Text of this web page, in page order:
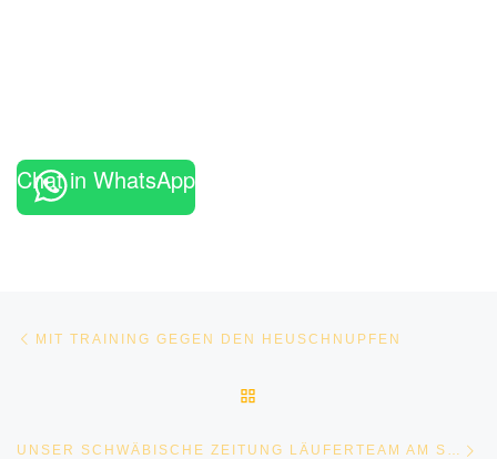
Chat in WhatsApp
Beitragsnavigation
MIT TRAINING GEGEN DEN HEUSCHNUPFEN
UNSER SCHWÄBISCHE ZEITUNG LÄUFERTEAM AM START